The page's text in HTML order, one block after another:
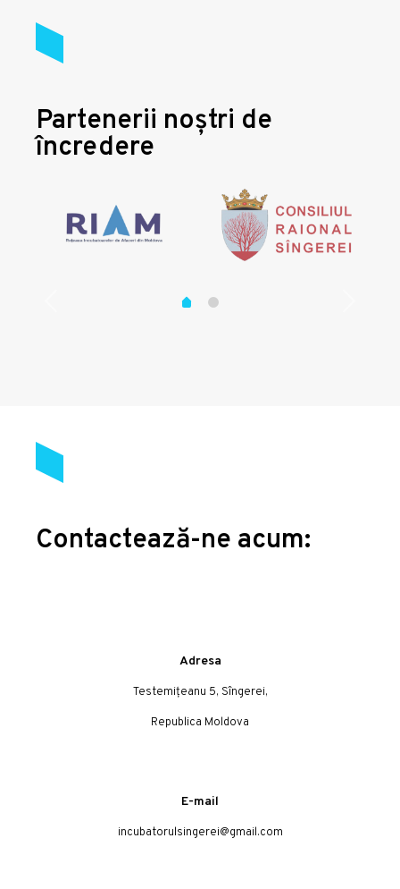
Partenerii noștri de
încredere
Contactează-ne acum:
Adresa
Testemițeanu 5, Sîngerei,
Republica Moldova
E-mail
incubatorulsingerei@gmail.com